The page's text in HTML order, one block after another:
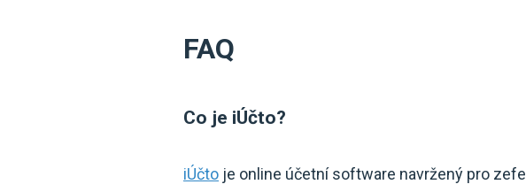
FAQ
Co je iÚčto?
iÚčto je online účetní software navržený pro